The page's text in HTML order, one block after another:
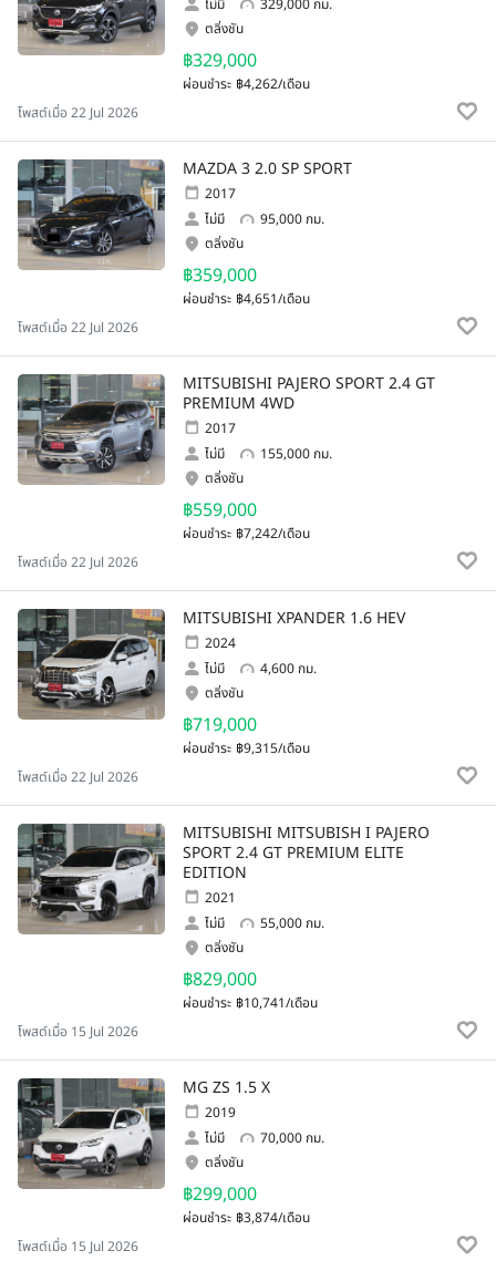
ไม่มี
329,000 กม.
฿329,000
ผ่อนชำระ ฿4,262/เดือน
ตลิ่งชัน
โพสต์เมื่อ 22 Jul 2026
MAZDA 3 2.0 SP SPORT
2017
ไม่มี
95,000 กม.
฿359,000
ผ่อนชำระ ฿4,651/เดือน
ตลิ่งชัน
โพสต์เมื่อ 22 Jul 2026
MITSUBISHI PAJERO SPORT 2.4 GT
PREMIUM 4WD
2017
ไม่มี
155,000 กม.
฿559,000
ผ่อนชำระ ฿7,242/เดือน
ตลิ่งชัน
โพสต์เมื่อ 22 Jul 2026
MITSUBISHI XPANDER 1.6 HEV
2024
ไม่มี
4,600 กม.
฿719,000
ผ่อนชำระ ฿9,315/เดือน
ตลิ่งชัน
โพสต์เมื่อ 22 Jul 2026
MITSUBISHI MITSUBISH I PAJERO
SPORT 2.4 GT PREMIUM ELITE
EDITION
2021
ไม่มี
55,000 กม.
฿829,000
ผ่อนชำระ ฿10,741/เดือน
ตลิ่งชัน
โพสต์เมื่อ 15 Jul 2026
MG ZS 1.5 X
2019
ไม่มี
70,000 กม.
฿299,000
ผ่อนชำระ ฿3,874/เดือน
ตลิ่งชัน
โพสต์เมื่อ 15 Jul 2026